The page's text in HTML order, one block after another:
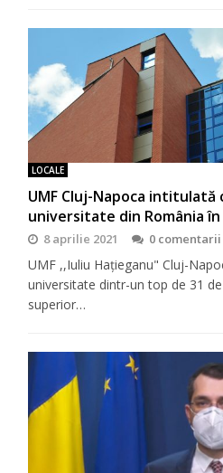
LOCALE
UMF Cluj-Napoca intitulată
universitate din România
8 aprilie 2021 0 comentarii
UMF ,,Iuliu Hațieganu" Cluj-
universitate dintr-un top de 31
superior…